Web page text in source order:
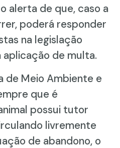
alerta de que, caso a
poderá responder
na legislação
aplicação de multa.
de Meio Ambiente e
que é
possui tutor
livremente
de abandono, o